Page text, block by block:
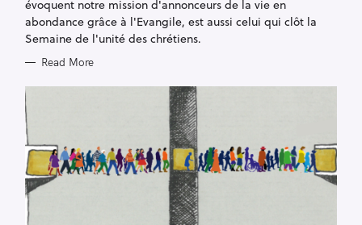
S
évoquent notre mission d'annonceurs de la vie en
abondance grâce à l'Evangile, est aussi celui qui clôt la
Semaine de l'unité des chrétiens.
Read More